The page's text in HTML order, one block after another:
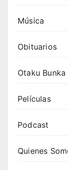
Música
Obituarios
Otaku Bunka
Películas
Podcast
Quienes